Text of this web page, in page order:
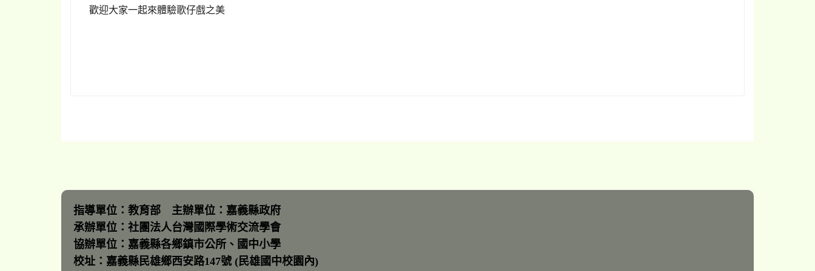
歡迎大家一起來體驗歌仔戲之美
指導單位：教育部 主辦單位：嘉義縣政府
承辦單位：社團法人台灣國際學術交流學會
協辦單位：嘉義縣各鄉鎮市公所、國中小學
校址：嘉義縣民雄鄉西安路147號 (民雄國中校園內)